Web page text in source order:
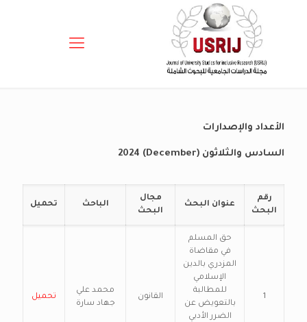
الأعداد والإصدارات
السادس والثلاثون (December) 2024
رقم
البحث
عنوان البحث
مجال
البحث
الباحث تحميل
1
حق المسلم
في مقاضاة
المزدري بالدين
الإسلامي
للمطالبة
بالتعويض عن
الضرر الأدبي
القانون
محمد علي
جهاد سارة
تحميل